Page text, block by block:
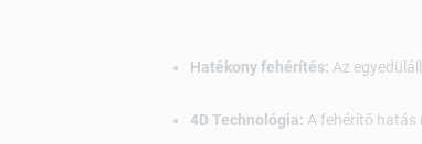
Hatékony fehérítés: Az
4D Technológia: A fehérítő hatás